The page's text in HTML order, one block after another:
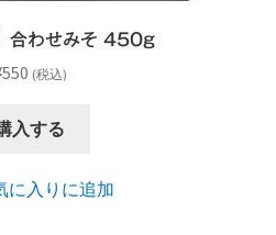
合わせみそ 450g
550 (税込)
入する
に入りに追加